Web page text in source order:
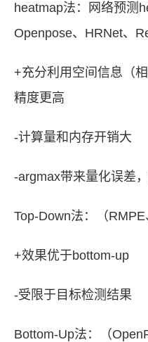
heatmap法：网络预测
Openpose、HRNet、
+充分利用空间信息（
精度更高
-计算量和内存开销大
-argmax带来量化误差
Top-Down法：（RMPE
+效果优于bottom-up
-受限于目标检测结果
Bottom-Up法：（